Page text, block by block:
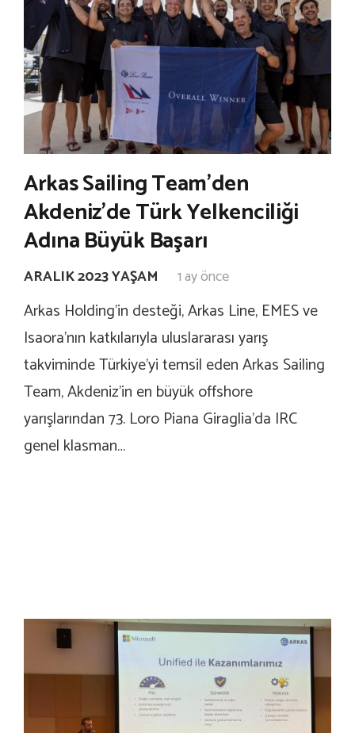
Arkas Sailing Team’den
Akdeniz’de Türk Yelkenciliği
Adına Büyük Başarı
ARALIK 2023 YAŞAM 1 ay önce
Arkas Holding’in desteği, Arkas Line, EMES ve
Isaora’nın katkılarıyla uluslararası yarış
takviminde Türkiye’yi temsil eden Arkas Sailing
Team, Akdeniz’in en büyük offshore
yarışlarından 73. Loro Piana Giraglia’da IRC
genel klasman…